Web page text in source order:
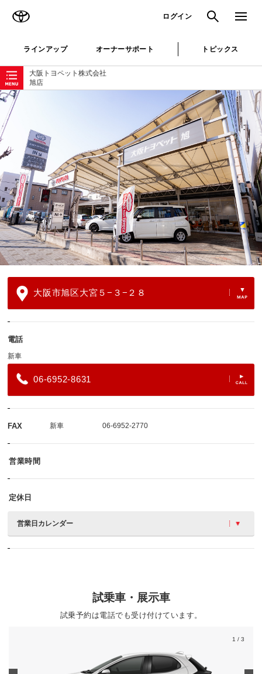
ログイン 検索 メニュ
ラインアップ オーナーサポート トピックス
大阪トヨペット株式会社
旭店
ローカルナビゲーション
大阪市旭区大宮５−３−２８
電話
新車
06-6952-8631
FAX 新車 06-6952-2770
営業時間
定休日
営業日カレンダー
試乗車・展示車
試乗予約は電話でも受け付けています。
1 / 3